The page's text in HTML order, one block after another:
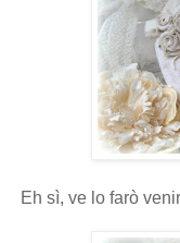
Eh sì, ve lo farò